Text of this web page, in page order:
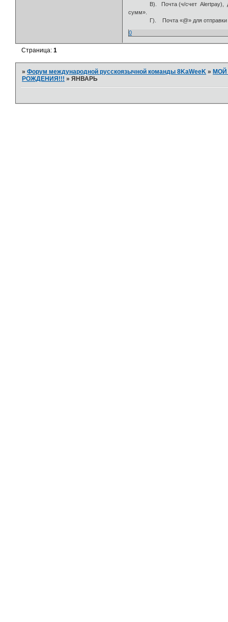
В). Почта (ч/счет Alertpay),
сумм».
Г). Почта «@» для отправки
0
Страница:1
»Форум международной русскоязычной команды 8KaWeeK »
РОЖДЕНИЯ!!! »ЯНВАРЬ